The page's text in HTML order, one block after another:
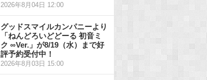
2026年8月04日 12:00
グッドスマイルカンパニーより
「ねんどろいどどーる 初音ミ
ク ∞Ver.」が8/19（水）まで好
評予約受付中！
2026年8月03日 15:00